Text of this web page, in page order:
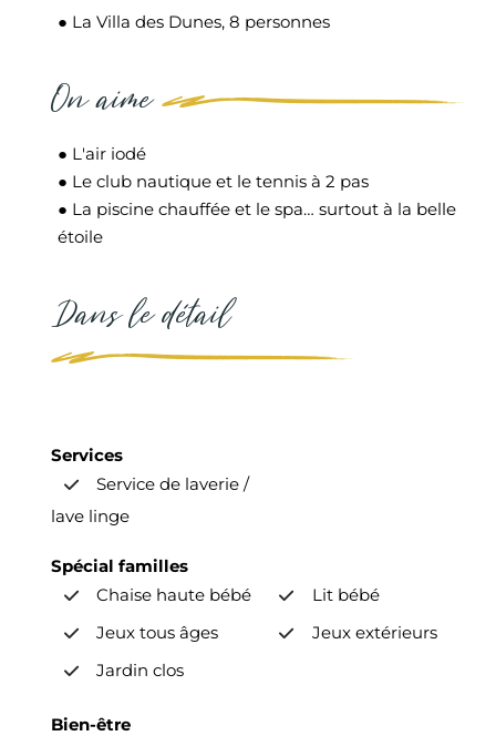
● La Villa des Dunes, 8 personnes
On aime
● L'air iodé
● Le club nautique et le tennis à 2 pas
● La piscine chauffée et le spa… surtout à la belle
étoile
Dans le détail
Services
Service de laverie /
lave linge
Spécial familles
Chaise haute bébé
Lit bébé
Jeux tous âges
Jeux extérieurs
Jardin clos
Bien-être